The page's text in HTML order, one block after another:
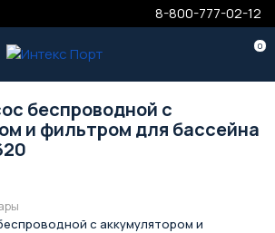
8-800-777-02-12
0
беспроводной с
и фильтром для бассейна
с аккумулятором и